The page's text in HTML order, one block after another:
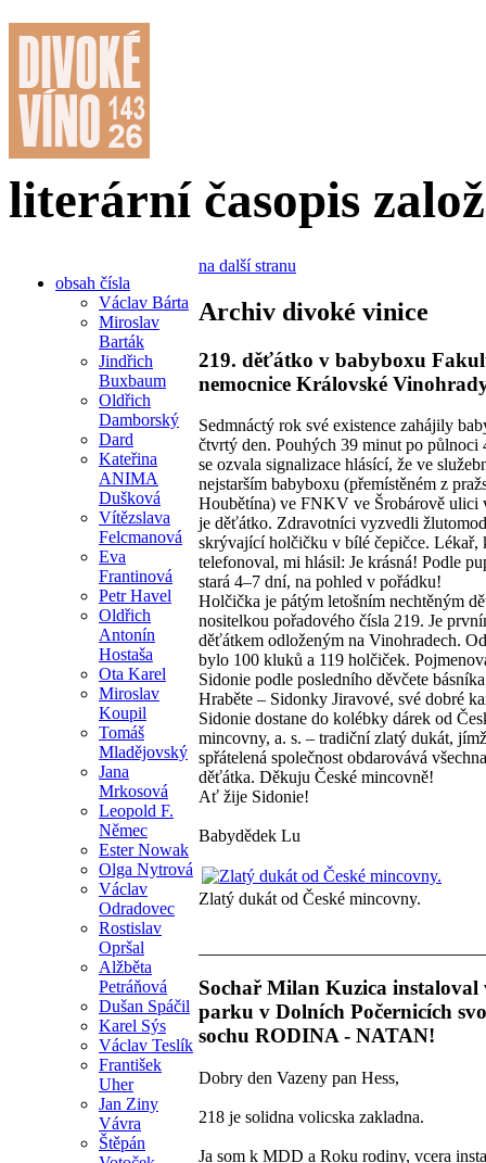
literární časopis
obsah čísla
Václav Bárta
Miroslav
Barták
Jindřich
Buxbaum
Oldřich
Damborský
Dard
Kateřina
ANIMA
Dušková
Vítězslava
Felcmanová
Eva
Frantinová
Petr Havel
Oldřich
Antonín
Hostaša
Ota Karel
Miroslav
Koupil
Tomáš
Mladějovský
Jana
Mrkosová
Leopold F.
Němec
Ester Nowak
Olga Nytrová
Václav
Odradovec
Rostislav
Opršal
Alžběta
Petráňová
Dušan Spáčil
Karel Sýs
Václav Teslík
František
Uher
Jan Ziny
Vávra
Štěpán
na další stranu
Archiv divoké vinice
219. děťátko v babyboxu
nemocnice Královské
Sedmnáctý rok své existence zahájily
čtvrtý den. Pouhých 39 minut po půlnoci
se ozvala signalizace hlásící, že ve
nejstarším babyboxu (přemístěném z
Houbětína) ve FNKV ve Šrobárově ulici
je děťátko. Zdravotníci vyzvedli
skrývající holčičku v bílé čepičce. Lékař,
telefonoval, mi hlásil: Je krásná! Podle
stará 4–7 dní, na pohled v pořádku!
Holčička je pátým letošním nechtěným
nositelkou pořadového čísla 219. Je
děťátkem odloženým na Vinohradech.
bylo 100 kluků a 119 holčiček.
Sidonie podle posledního děvčete
Hraběte – Sidonky Jiravové, své dobré
Sidonie dostane do kolébky dárek od
mincovny, a. s. – tradiční zlatý dukát,
spřátelená společnost obdarovává
děťátka. Děkuju České mincovně!
Ať žije Sidonie!
Babydědek Lu
Zlatý dukát od České mincovny.
Sochař Milan Kuzica instaloval
parku v Dolních Počernicích
sochu RODINA - NATAN!
Dobry den Vazeny pan Hess,
218 je solidna volicska zakladna.
Ja som k MDD a Roku rodiny, vcera